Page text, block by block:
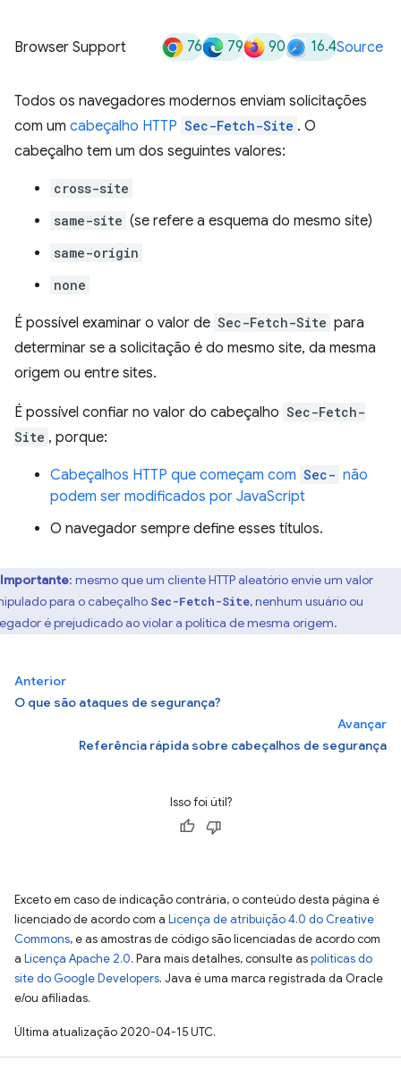
Browser Support 76 79 90 16.4Source
Todos os navegadores modernos enviam solicitações
com um cabeçalho HTTP Sec-Fetch-Site . O
cabeçalho tem um dos seguintes valores:
cross-site
same-site (se refere a esquema do mesmo site)
same-origin
none
É possível examinar o valor de Sec-Fetch-Site para
determinar se a solicitação é do mesmo site, da mesma
origem ou entre sites.
É possível confiar no valor do cabeçalho Sec-Fetch-
Site , porque:
Cabeçalhos HTTP que começam com Sec- não
podem ser modificados por JavaScript
O navegador sempre define esses títulos.
Importante: mesmo que um cliente HTTP aleatório envie um valor
para o cabeçalho Sec-Fetch-Site, nenhum usuário ou
é prejudicado ao violar a política de mesma origem.
Anterior
O que são ataques de segurança?
Avançar
Referência rápida sobre cabeçalhos de segurança
Isso foi útil?
Exceto em caso de indicação contrária, o conteúdo desta página é
licenciado de acordo com a Licença de atribuição 4.0 do Creative
Commons, e as amostras de código são licenciadas de acordo com
a Licença Apache 2.0. Para mais detalhes, consulte aspolíticas do
site do Google Developers. Java é uma marca registrada da Oracle
e/ou afiliadas.
Última atualização 2020-04-15 UTC.